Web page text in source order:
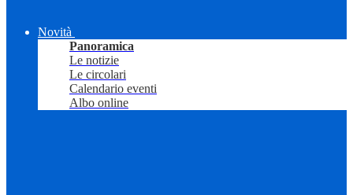
Novità
Panoramica
Le notizie
Le circolari
Calendario eventi
Albo online